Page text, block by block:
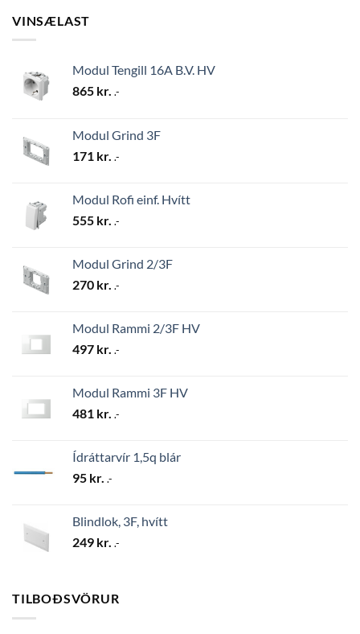
VINSÆLAST
Modul Tengill 16A B.V. HV
865 kr. .-
Modul Grind 3F
171 kr. .-
Modul Rofi einf. Hvítt
555 kr. .-
Modul Grind 2/3F
270 kr. .-
Modul Rammi 2/3F HV
497 kr. .-
Modul Rammi 3F HV
481 kr. .-
Ídráttarvír 1,5q blár
95 kr. .-
Blindlok, 3F, hvítt
249 kr. .-
TILBOÐSVÖRUR